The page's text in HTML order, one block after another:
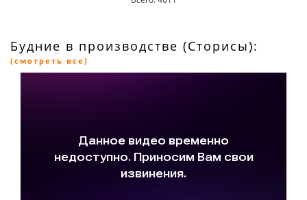
Будние в производстве (Сторисы):
(смотреть все)